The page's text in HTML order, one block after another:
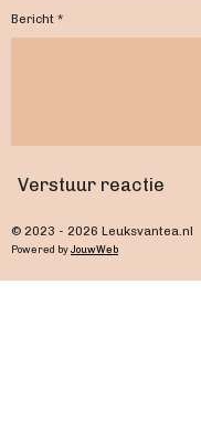
Bericht *
Verstuur reactie
© 2023 - 2026 Leuksvantea.nl
Powered byJouwWeb